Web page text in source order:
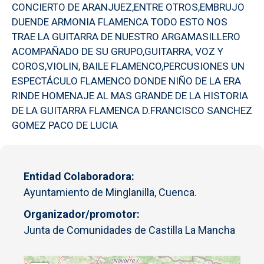
CONCIERTO DE ARANJUEZ,ENTRE OTROS,EMBRUJO
DUENDE ARMONIA FLAMENCA TODO ESTO NOS
TRAE LA GUITARRA DE NUESTRO ARGAMASILLERO
ACOMPAÑADO DE SU GRUPO,GUITARRA, VOZ Y
COROS,VIOLIN, BAILE FLAMENCO,PERCUSIONES UN
ESPECTÁCULO FLAMENCO DONDE NIÑO DE LA ERA
RINDE HOMENAJE AL MAS GRANDE DE LA HISTORIA
DE LA GUITARRA FLAMENCA D.FRANCISCO SANCHEZ
GOMEZ PACO DE LUCIA
Entidad Colaboradora
Ayuntamiento de Minglanilla, Cuenca.
Organizador/promotor
Junta de Comunidades de Castilla La Mancha